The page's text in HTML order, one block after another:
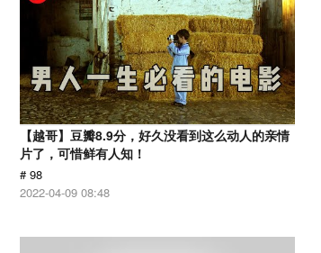
【越哥】豆瓣8.9分，好久没看到这么动人的亲情
片了，可惜鲜有人知！
# 98
2022-04-09 08:48